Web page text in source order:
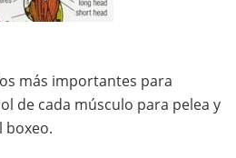
más importantes para
de cada músculo para pelea y
boxeo.